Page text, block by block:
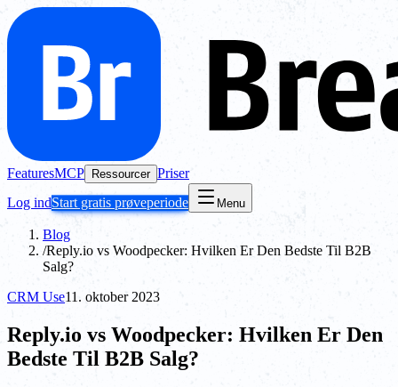
FeaturesMCP Ressourcer Priser
Log indStart gratis prøveperiode Menu
Blog
/Reply.io vs Woodpecker: Hvilken Er Den Bedste Til B2B
Salg?
CRM Use11. oktober 2023
Reply.io vs Woodpecker: Hvilken Er Den
Bedste Til B2B Salg?